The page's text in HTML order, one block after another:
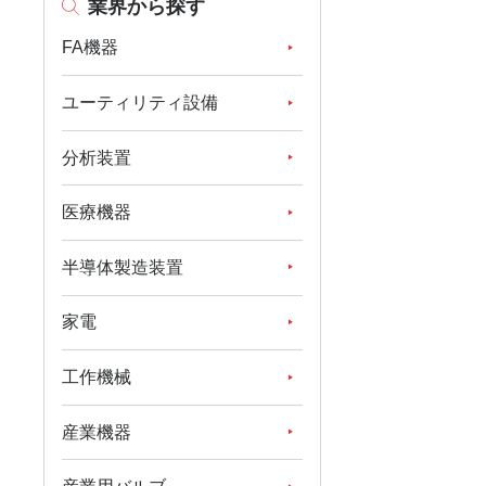
業界から探す
FA機器
ユーティリティ設備
分析装置
医療機器
半導体製造装置
家電
工作機械
産業機器